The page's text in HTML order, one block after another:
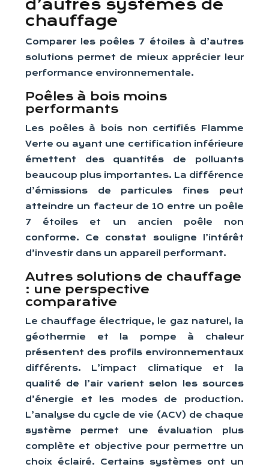
d’autres systèmes de
chauffage
Comparer les poêles 7 étoiles à d’autres
solutions permet de mieux apprécier leur
performance environnementale.
Poêles à bois moins
performants
Les poêles à bois non certifiés Flamme
Verte ou ayant une certification inférieure
émettent des quantités de polluants
beaucoup plus importantes. La différence
d’émissions de particules fines peut
atteindre un facteur de 10 entre un poêle
7 étoiles et un ancien poêle non
conforme. Ce constat souligne l’intérêt
d’investir dans un appareil performant.
Autres solutions de chauffage
: une perspective
comparative
Le chauffage électrique, le gaz naturel, la
géothermie et la pompe à chaleur
présentent des profils environnementaux
différents. L’impact climatique et la
qualité de l’air varient selon les sources
d’énergie et les modes de production.
L’analyse du cycle de vie (ACV) de chaque
système permet une évaluation plus
complète et objective pour permettre un
choix éclairé. Certains systèmes ont un